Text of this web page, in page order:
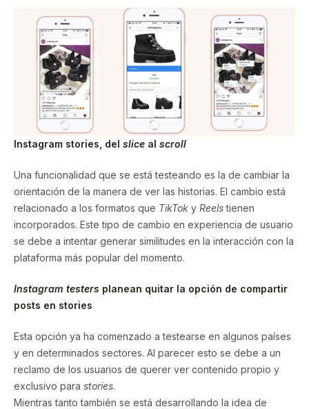
Instagram stories, del slice al scroll
Una funcionalidad que se está testeando es la de cambiar la
orientación de la manera de ver las historias. El cambio está
relacionado a los formatos que TikTok y Reelstienen
incorporados. Este tipo de cambio en experiencia de usuario
se debe a intentar generar similitudes en la interacción con la
plataforma más popular del momento.
Instagram testers planean quitar la opción de compartir
posts en stories
Esta opción ya ha comenzado a testearse en algunos países
y en determinados sectores. Al parecer esto se debe a un
reclamo de los usuarios de querer ver contenido propio y
exclusivo para stories.
Mientras tanto también se está desarrollando la idea de